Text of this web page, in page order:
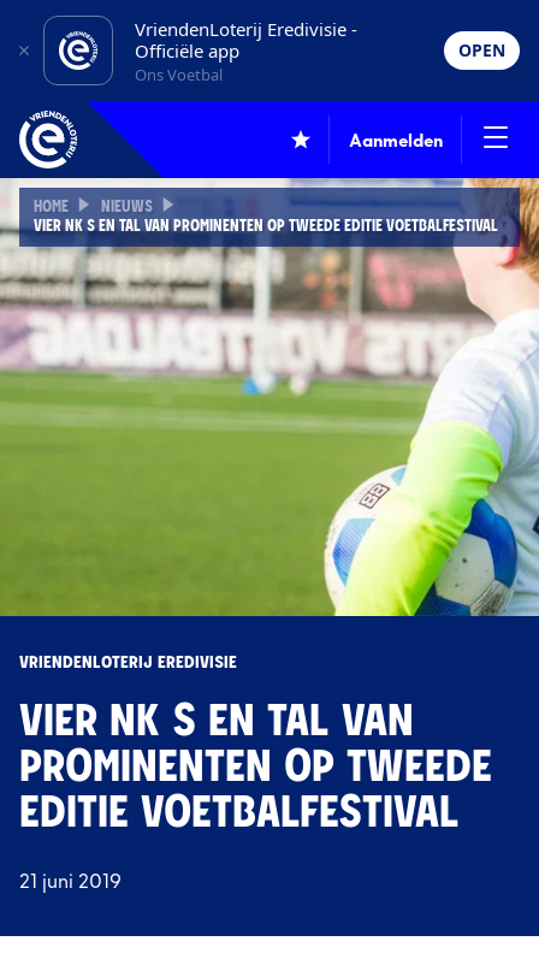
VriendenLoterij Eredivisie -
Officiële app
Ons Voetbal
OPEN
Aanmelden
HOME
NIEUWS
VIER NK S EN TAL VAN PROMINENTEN OP TWEEDE EDITIE VOETBALFESTIVAL
VRIENDENLOTERIJ EREDIVISIE
VIER NK S EN TAL VAN
PROMINENTEN OP TWEEDE
EDITIE VOETBALFESTIVAL
21 juni 2019